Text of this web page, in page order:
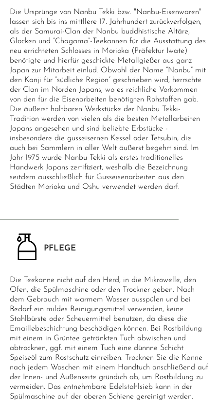
Die Ursprünge von Nanbu Tekki bzw. "Nanbu-Eisenwaren"
lassen sich bis ins mittllere 17. Jahrhundert zurückverfolgen,
als der Samurai-Clan der Nanbu buddhistische Altäre,
Glocken und “Chagama”-Teekannen für die Ausstattung des
neu errichteten Schlosses in Morioka (Präfektur Iwate)
benötigte und hierfür geschickte Metallgießer aus ganz
Japan zur Mitarbeit einlud. Obwohl der Name “Nanbu” mit
den Kanji für “südliche Region” geschrieben wird, herrschte
der Clan im Norden Japans, wo es reichliche Vorkommen
von den für die Eisenarbeiten benötigten Rohstoffen gab.
Die äußerst haltbaren Werkstücke der Nanbu Tekki-
Tradition werden von vielen als die besten Metallarbeiten
Japans angesehen und sind beliebte Erbstücke -
insbesondere die gusseisernen Kessel oder Tetsubin, die
auch bei Sammlern in aller Welt äußerst begehrt sind. Im
Jahr 1975 wurde Nanbu Tekki als erstes traditionelles
Handwerk Japans zertifiziert, weshalb die Bezeichnung
seitdem ausschließlich für Gusseisenarbeiten aus den
Städten Morioka und Oshu verwendet werden darf.
PFLEGE
Die Teekanne nicht auf den Herd, in die Mikrowelle, den
Ofen, die Spülmaschine oder den Trockner geben. Nach
dem Gebrauch mit warmem Wasser ausspülen und bei
Bedarf ein mildes Reinigungsmittel verwenden, keine
Stahlbürste oder Scheuermittel benutzen, da diese die
Emaillebeschichtung beschädigen können. Bei Rostbildung
mit einem in Grüntee getränkten Tuch abwischen und
abtrocknen, ggf. mit einem Tuch eine dünnne Schicht
Speiseöl zum Rostschutz einreiben. Trocknen Sie die Kanne
nach jedem Waschen mit einem Handtuch anschließend auf
der Innen- und Außenseite gründich ab, um Rostbildung zu
vermeiden. Das entnehmbare Edelstahlsieb kann in der
Spülmaschine auf der oberen Schiene gereinigt werden.